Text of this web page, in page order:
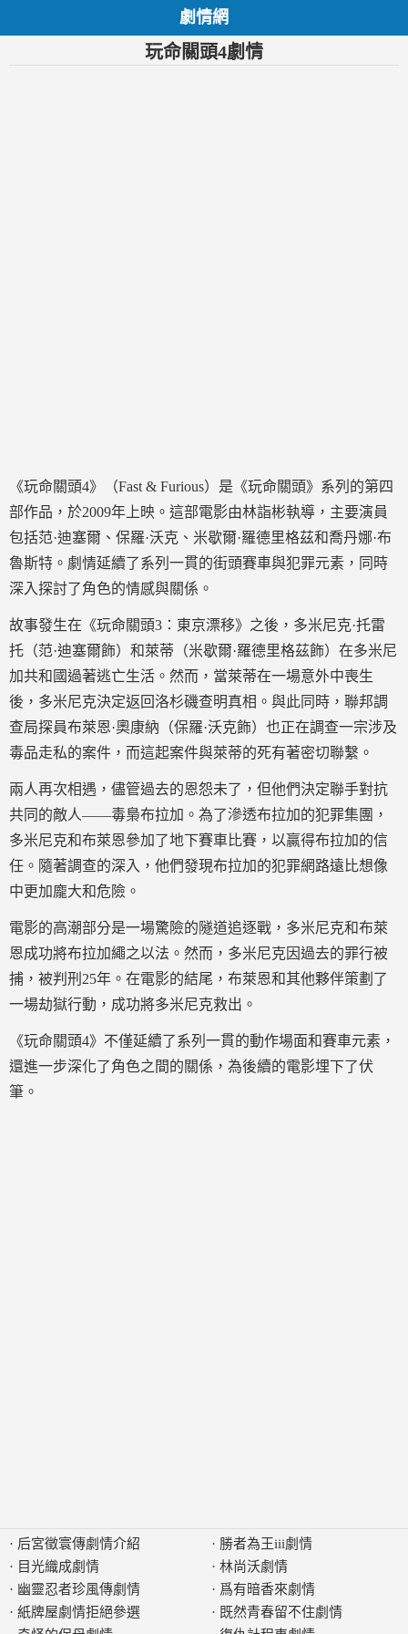
劇情網
玩命關頭4劇情
《玩命關頭4》（Fast & Furious）是《玩命關頭》系列的第四
部作品，於2009年上映。這部電影由林詣彬執導，主要演員
包括范·迪塞爾、保羅·沃克、米歇爾·羅德里格茲和喬丹娜·布
魯斯特。劇情延續了系列一貫的街頭賽車與犯罪元素，同時
深入探討了角色的情感與關係。
故事發生在《玩命關頭3：東京漂移》之後，多米尼克·托雷
托（范·迪塞爾飾）和萊蒂（米歇爾·羅德里格茲飾）在多米尼
加共和國過著逃亡生活。然而，當萊蒂在一場意外中喪生
後，多米尼克決定返回洛杉磯查明真相。與此同時，聯邦調
查局探員布萊恩·奧康納（保羅·沃克飾）也正在調查一宗涉及
毒品走私的案件，而這起案件與萊蒂的死有著密切聯繫。
兩人再次相遇，儘管過去的恩怨未了，但他們決定聯手對抗
共同的敵人——毒梟布拉加。為了滲透布拉加的犯罪集團，
多米尼克和布萊恩參加了地下賽車比賽，以贏得布拉加的信
任。隨著調查的深入，他們發現布拉加的犯罪網路遠比想像
中更加龐大和危險。
電影的高潮部分是一場驚險的隧道追逐戰，多米尼克和布萊
恩成功將布拉加繩之以法。然而，多米尼克因過去的罪行被
捕，被判刑25年。在電影的結尾，布萊恩和其他夥伴策劃了
一場劫獄行動，成功將多米尼克救出。
《玩命關頭4》不僅延續了系列一貫的動作場面和賽車元素，
還進一步深化了角色之間的關係，為後續的電影埋下了伏
筆。
· 后宮徵寰傳劇情介紹
· 目光織成劇情
· 幽靈忍者珍風傳劇情
· 紙牌屋劇情拒絕參選
· 勝者為王iii劇情
· 林尚沃劇情
· 爲有暗香來劇情
· 既然青春留不住劇情